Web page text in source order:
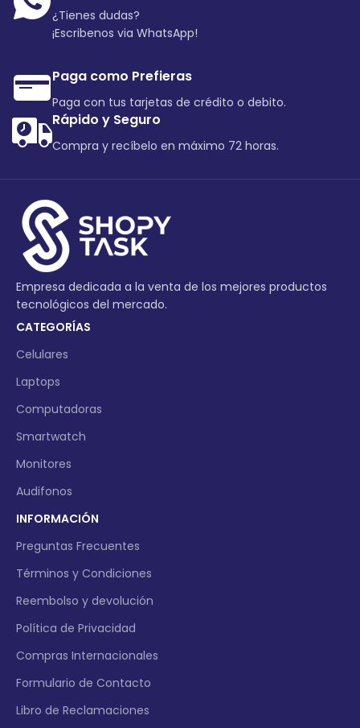
¿Tienes dudas?
¡Escribenos via WhatsApp!
Paga como Prefieras
Paga con tus tarjetas de crédito o debito.
Rápido y Seguro
Compra y recíbelo en máximo 72 horas.
Empresa dedicada a la venta de los mejores productos
tecnológicos del mercado.
CATEGORÍAS
Celulares
Laptops
Computadoras
Smartwatch
Monitores
Audifonos
INFORMACIÓN
Preguntas Frecuentes
Términos y Condiciones
Reembolso y devolución
Política de Privacidad
Compras Internacionales
Formulario de Contacto
Libro de Reclamaciones